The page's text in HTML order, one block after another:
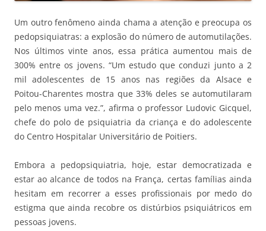
Um outro fenômeno ainda chama a atenção e preocupa os
pedopsiquiatras: a explosão do número de automutilações.
Nos últimos vinte anos, essa prática aumentou mais de
300% entre os jovens. “Um estudo que conduzi junto a 2
mil adolescentes de 15 anos nas regiões da Alsace e
Poitou-Charentes mostra que 33% deles se automutilaram
pelo menos uma vez.”, afirma o professor Ludovic Gicquel,
chefe do polo de psiquiatria da criança e do adolescente
do Centro Hospitalar Universitário de Poitiers.
Embora a pedopsiquiatria, hoje, estar democratizada e
estar ao alcance de todos na França, certas famílias ainda
hesitam em recorrer a esses profissionais por medo do
estigma que ainda recobre os distúrbios psiquiátricos em
pessoas jovens.